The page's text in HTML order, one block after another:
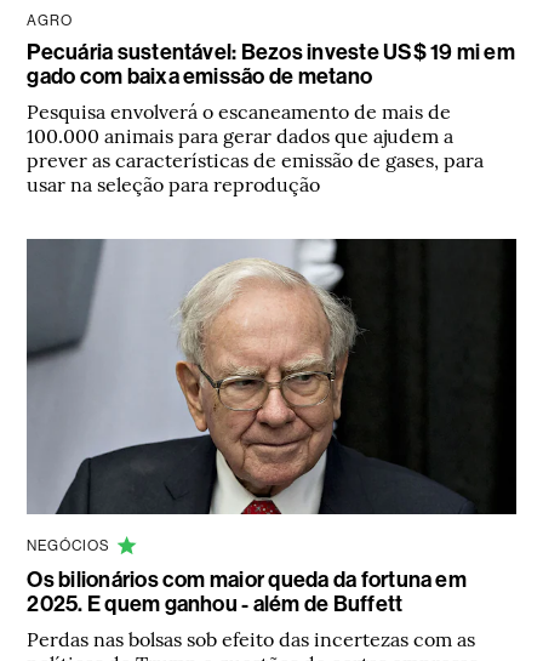
AGRO
Pecuária sustentável: Bezos investe US$ 19 mi em
gado com baixa emissão de metano
Pesquisa envolverá o escaneamento de mais de
100.000 animais para gerar dados que ajudem a
prever as características de emissão de gases, para
usar na seleção para reprodução
NEGÓCIOS
Os bilionários com maior queda da fortuna em
2025. E quem ganhou - além de Buffett
Perdas nas bolsas sob efeito das incertezas com as